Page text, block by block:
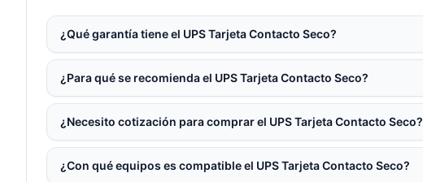
¿Qué garantía tiene el UPS Tarjeta Contacto Seco?
¿Para qué se recomienda el UPS Tarjeta Contacto Seco?
¿Necesito cotización para comprar el UPS Tarjeta Contacto Seco?
¿Con qué equipos es compatible el UPS Tarjeta Contacto Seco?